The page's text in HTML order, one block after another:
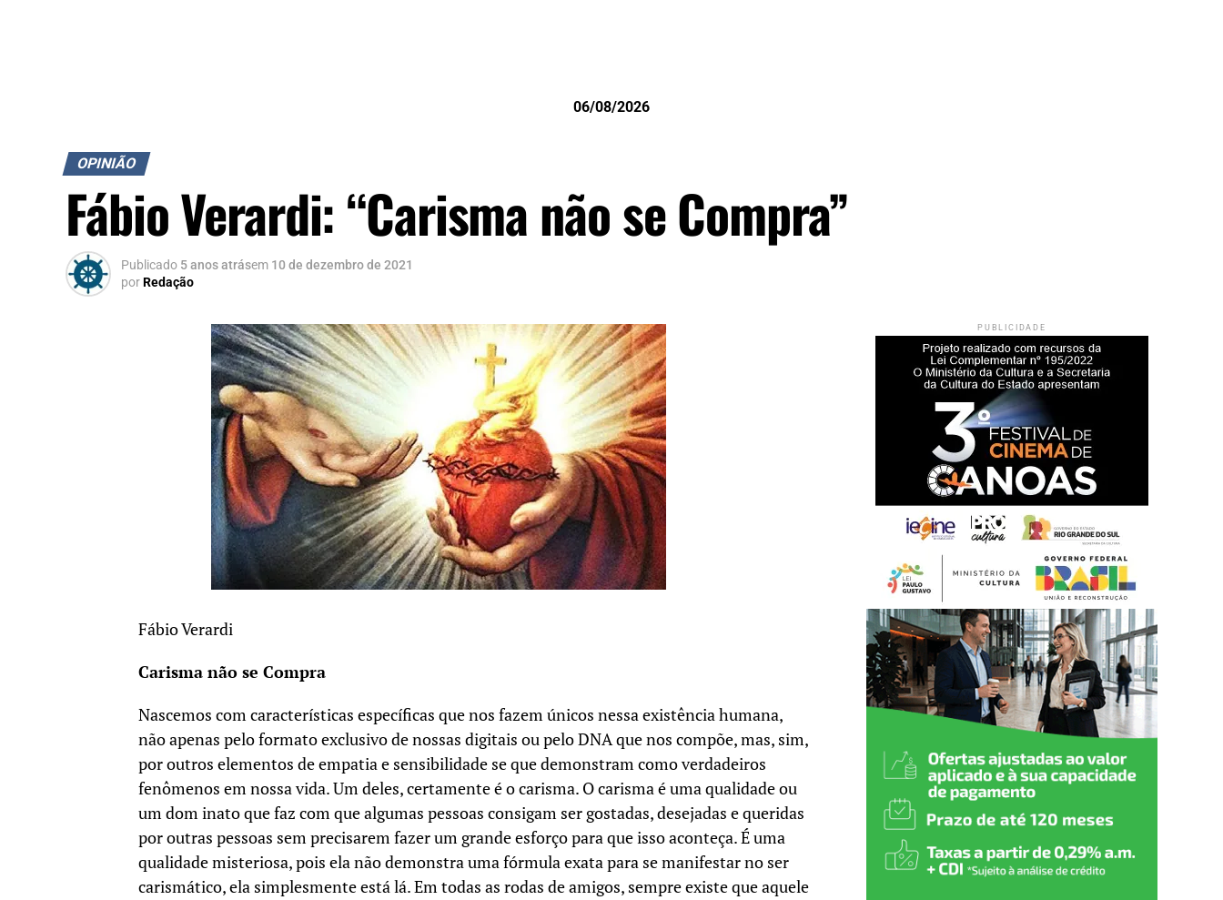
06/08/2026
OPINIÃO
Fábio Verardi: “Carisma não se Compra”
Publicado 5 anos atrásem 10 de dezembro de 2021
porRedação
Fábio Verardi
Carisma não se Compra
Nascemos com características específicas que nos fazem únicos nessa existência humana,
não apenas pelo formato exclusivo de nossas digitais ou pelo DNA que nos compõe, mas, sim,
por outros elementos de empatia e sensibilidade se que demonstram como verdadeiros
fenômenos em nossa vida. Um deles, certamente é o carisma. O carisma é uma qualidade ou
um dom inato que faz com que algumas pessoas consigam ser gostadas, desejadas e queridas
por outras pessoas sem precisarem fazer um grande esforço para que isso aconteça. É uma
qualidade misteriosa, pois ela não demonstra uma fórmula exata para se manifestar no ser
carismático, ela simplesmente está lá. Em todas as rodas de amigos, sempre existe que aquele
PUBLICIDADE